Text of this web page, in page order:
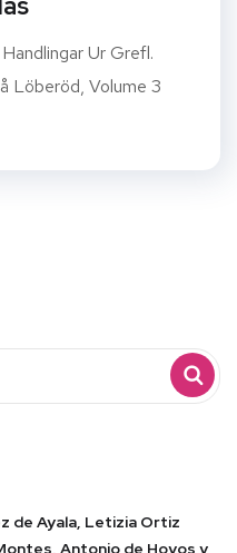
Ur Grefl.
Löberöd, Volume 3
de Ayala, Letizia Ortiz
Antonio de Hoyos y